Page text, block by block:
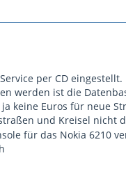
per CD eingestellt.
werden ist die
keine Euros für neue
und Kreisel nicht
für das Nokia 6210